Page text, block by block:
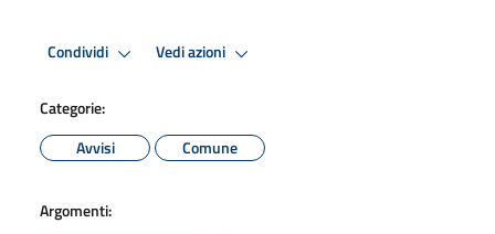
Condividi Vedi azioni
Categorie:
Avvisi
Comune
Argomenti: